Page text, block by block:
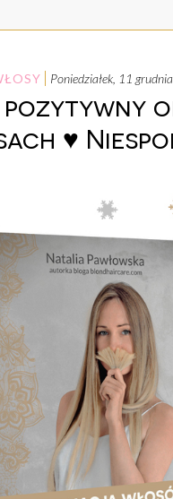
poniedziałek, 11
pozytywny
♥